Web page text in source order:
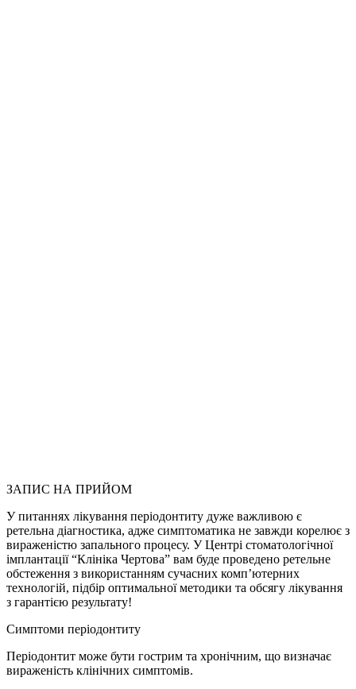
ЗАПИС НА ПРИЙОМ
У питаннях лікування періодонтиту дуже важливою є
ретельна діагностика, адже симптоматика не завжди корелює з
вираженістю запального процесу. У Центрі стоматологічної
імплантації “Клініка Чертова” вам буде проведено ретельне
обстеження з використанням сучасних комп’ютерних
технологій, підбір оптимальної методики та обсягу лікування
з гарантією результату!
Симптоми періодонтиту
Періодонтит може бути гострим та хронічним, що визначає
вираженість клінічних симптомів.